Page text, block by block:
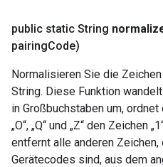
public static String
pairingCode)
Normalisieren Sie die
String. Diese Funktion
in Großbuchstaben um,
„O“, „Q“ und „Z“ den Zeichen
entfernt alle anderen
Gerätecodes sind, aus dem